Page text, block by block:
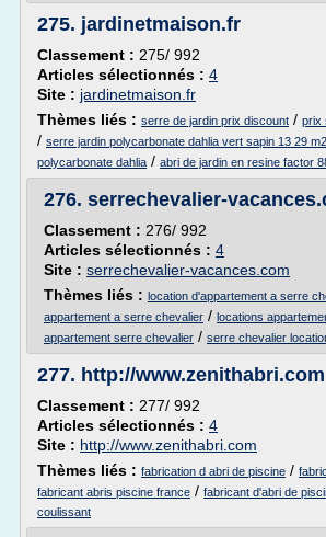
275. jardinetmaison.fr
Classement : 275/ 992
Articles sélectionnés : 4
Site : jardinetmaison.fr
Thèmes liés : serre de jardin prix discount / prix
/ serre jardin polycarbonate dahlia vert sapin 13 29 m2
polycarbonate dahlia / abri de jardin en resine factor
276. serrechevalier-
Classement : 276/ 992
Articles sélectionnés : 4
Site : serrechevalier-vacances.com
Thèmes liés : location d'appartement a serre
appartement a serre chevalier / locations
appartement serre chevalier / serre chevalier
277. http://www.zenithabri.com
Classement : 277/ 992
Articles sélectionnés : 4
Site : http://www.zenithabri.com
Thèmes liés : fabrication d abri de piscine /
fabricant abris piscine france / fabricant d'abri de
coulissant